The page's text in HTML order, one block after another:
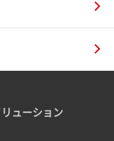
ューション